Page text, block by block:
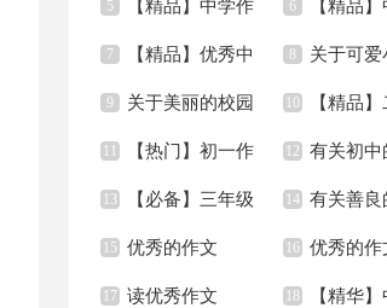
的作文集锦5篇 的作文300字
5 【精品】中学作
文合集6篇
6 【精品
文汇编五篇
7 【精品】优秀中
学作文合集八篇
8 关于可爱
二年级作文
9 关于美丽的校园
三年级作文汇编7篇
10 【精品
家乡作文3篇
11 【热门】初一作
文汇编5篇
12 有关初中
作文锦集十
13 【必备】三年级
优秀作文6篇
14 有关善良
名言
15 优秀的作文
【精】
16 优秀的作
15篇)
17 读优秀作文 18 【精华